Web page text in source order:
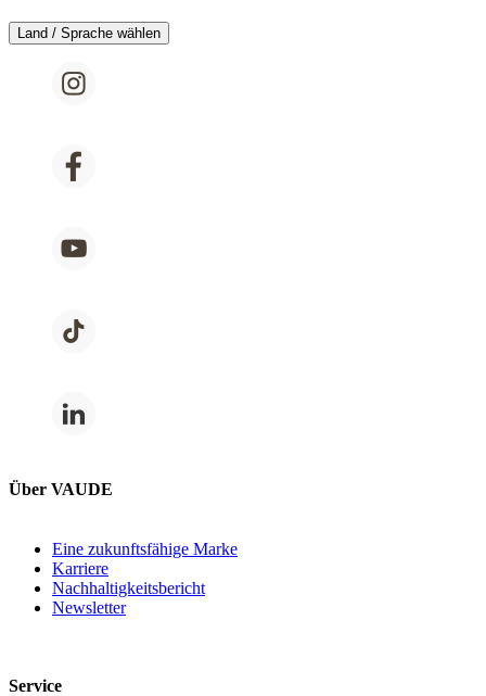
Land / Sprache wählen
Über VAUDE
Eine zukunftsfähige Marke
Karriere
Nachhaltigkeitsbericht
Newsletter
Service